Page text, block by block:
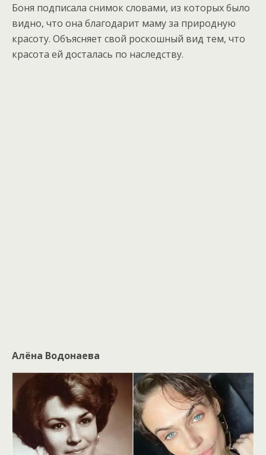
Боня подписала снимок словами, из которых было
видно, что она благодарит маму за природную
красоту. Объясняет свой роскошный вид тем, что
красота ей досталась по наследству.
Алёна Водонаева